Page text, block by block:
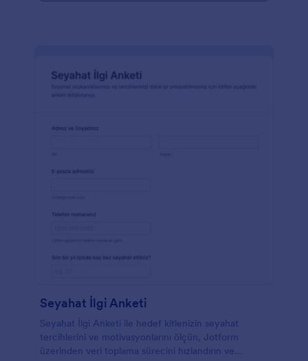
Seyahat İlgi Anketi
Seyahat İlgi Anketi ile hedef kitlenizin seyahat
tercihlerini ve motivasyonlarını ölçün, Jotform
üzerinden veri toplama sürecini hızlandırın ve